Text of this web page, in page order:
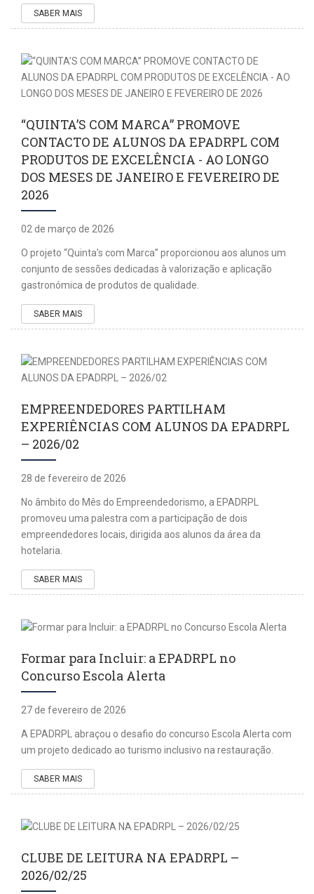
SABER MAIS
“QUINTA’S COM MARCA” PROMOVE
CONTACTO DE ALUNOS DA EPADRPL COM
PRODUTOS DE EXCELÊNCIA - AO LONGO
DOS MESES DE JANEIRO E FEVEREIRO DE
2026
02 de março de 2026
O projeto “Quinta’s com Marca” proporcionou aos alunos um
conjunto de sessões dedicadas à valorização e aplicação
gastronómica de produtos de qualidade.
SABER MAIS
EMPREENDEDORES PARTILHAM
EXPERIÊNCIAS COM ALUNOS DA EPADRPL
– 2026/02
28 de fevereiro de 2026
No âmbito do Mês do Empreendedorismo, a EPADRPL
promoveu uma palestra com a participação de dois
empreendedores locais, dirigida aos alunos da área da
hotelaria.
SABER MAIS
Formar para Incluir: a EPADRPL no
Concurso Escola Alerta
27 de fevereiro de 2026
A EPADRPL abraçou o desafio do concurso Escola Alerta com
um projeto dedicado ao turismo inclusivo na restauração.
SABER MAIS
CLUBE DE LEITURA NA EPADRPL –
2026/02/25